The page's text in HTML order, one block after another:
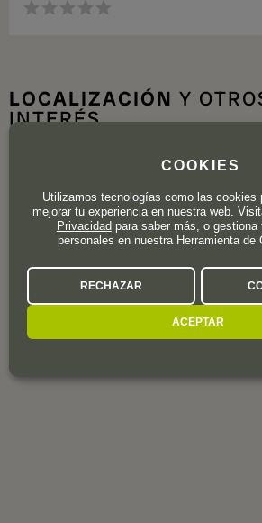
LOCALIZACIÓN Y
INTERÉS
Año de fundación 1892
COOKIES
Utilizamos tecnologías como las cookies
mejorar tu experiencia en nuestra web.
Privacidadpara saber más, o gestiona
personales en nuestra Herramienta de
RECHAZAR
ACEPTAR